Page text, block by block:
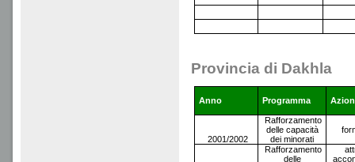
Provincia di Dakhla
Anno Programma
2001/2002
Rafforzamento
delle capacità
dei minorati
Rafforzamento
delle